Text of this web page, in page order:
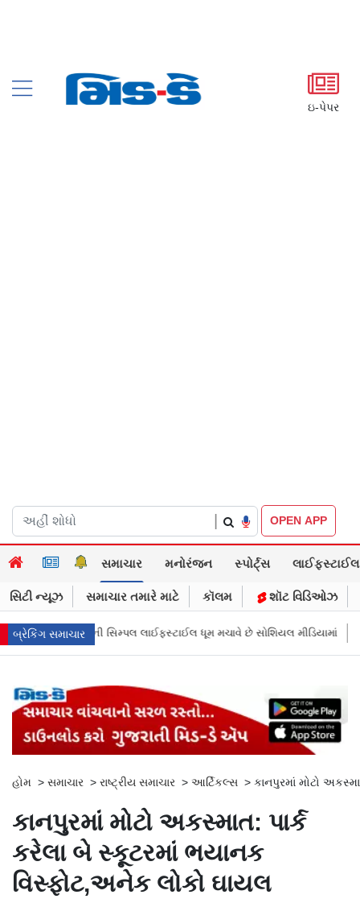
ઇ-પેપર
OPEN APP
સમાચાર મનોરંજન સ્પોર્ટ્સ લાઈફસ્ટાઈલ
સિટી ન્યૂઝ સમાચાર તમારે માટે કૉલમ શૉટ વિડિઓઝ
બ્રેકિંગ સમાચાર
મચાવે છે સોશિયલ મીડિયામાં માર્ક ઝુકરબર્ગે માની Metaની ભૂલ, ચાઈલ્ડ
હોમ > સમાચાર > રાષ્ટ્રીય સમાચાર > આર્ટિકલ્સ > કાનપુરમાં મોટો
કાનપુરમાં મોટો અકસ્માત: પાર્ક
કરેલા બે સ્કૂટરમાં ભયાનક
વિસ્ફોટ,અનેક લોકો ઘાયલ